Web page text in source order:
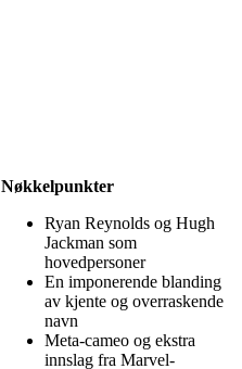
Nøkkelpunkter
Ryan Reynolds og Hugh
Jackman som
hovedpersoner
En imponerende blanding
av kjente og overraskende
navn
Meta-cameo og ekstra
innslag fra Marvel-